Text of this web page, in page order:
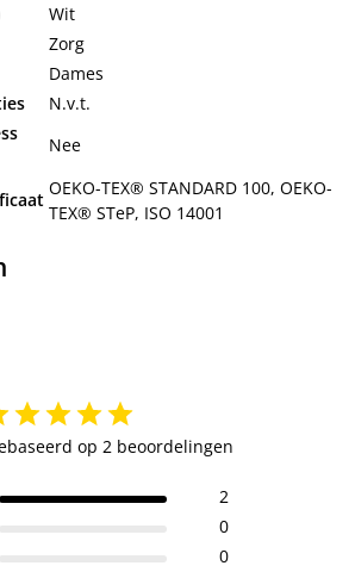
Wit
Zorg
Dames
N.v.t.
Nee
OEKO-TEX® STANDARD 100, OEKO-
TEX® STeP, ISO 14001
op 2 beoordelingen
2
0
0